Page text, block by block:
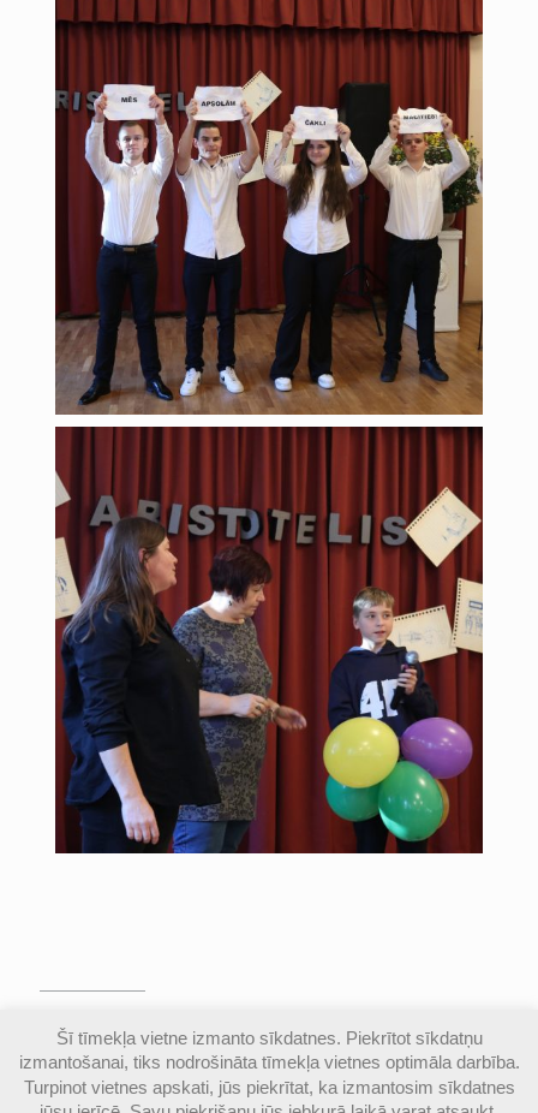
© Valmieras Gaujas krasta vidusskola | Visas
autortiesības aizsargātas |Piekļūstamības
paziņojums
Šī tīmekļa vietne izmanto sīkdatnes. Piekrītot sīkdatņu
izmantošanai, tiks nodrošināta tīmekļa vietnes optimāla darbība.
Turpinot vietnes apskati, jūs piekrītat, ka izmantosim sīkdatnes